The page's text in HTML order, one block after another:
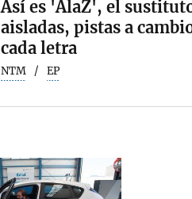
Así es 'AlaZ', el
aisladas, pistas a
cada letra
NTM EP